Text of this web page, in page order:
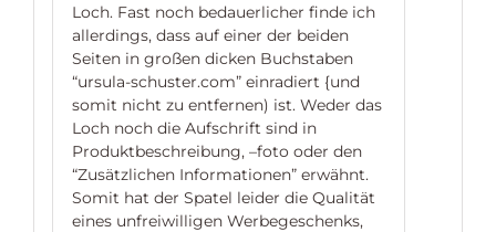
Loch. Fast noch bedauerlicher finde ich
allerdings, dass auf einer der beiden
Seiten in großen dicken Buchstaben
“ursula-schuster.com” einradiert {und
somit nicht zu entfernen) ist. Weder das
Loch noch die Aufschrift sind in
Produktbeschreibung, –foto oder den
“Zusätzlichen Informationen” erwähnt.
Somit hat der Spatel leider die Qualität
eines unfreiwilligen Werbegeschenks,